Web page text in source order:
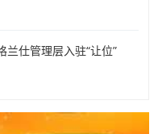
仕管理层入驻“让位”